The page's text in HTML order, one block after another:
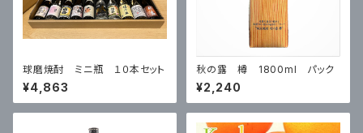
球磨焼酎 ミニ瓶 １０本セット
¥4,863
秋の露 樽 1800ml パック
¥2,240